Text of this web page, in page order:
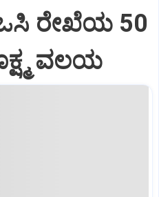
ರೇಖೆಯ 50
ವಲಯ